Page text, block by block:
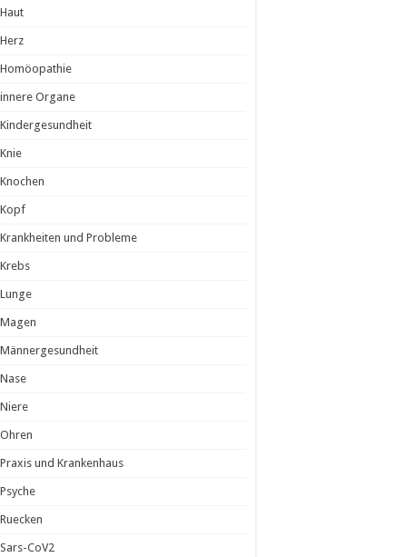
Haut
Herz
Homöopathie
innere Organe
Kindergesundheit
Knie
Knochen
Kopf
Krankheiten und Probleme
Krebs
Lunge
Magen
Männergesundheit
Nase
Niere
Ohren
Praxis und Krankenhaus
Psyche
Ruecken
Sars-CoV2